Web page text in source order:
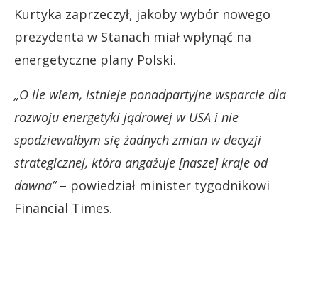
Kurtyka zaprzeczył, jakoby wybór nowego
prezydenta w Stanach miał wpłynąć na
energetyczne plany Polski.
„O ile wiem, istnieje ponadpartyjne wsparcie dla
rozwoju energetyki jądrowej w USA i nie
spodziewałbym się żadnych zmian w decyzji
strategicznej, która angażuje [nasze] kraje od
dawna”– powiedział minister tygodnikowi
Financial Times.